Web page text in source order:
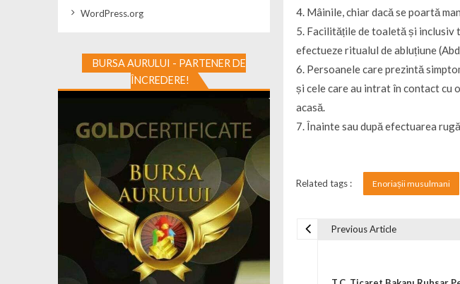
4. Mâinile, chiar dacă se poartă
5. Facilitățile de toaletă și inclusiv
efectueze ritualul de abluțiune
6. Persoanele care prezintă
și cele care au intrat în contact cu
acasă.
7. Înainte sau după efectuarea
Related tags : Enoriașii musulmani
Previous Article
WordPress.org
BURSA AURULUI - PARTENER DE
ÎNCREDERE!